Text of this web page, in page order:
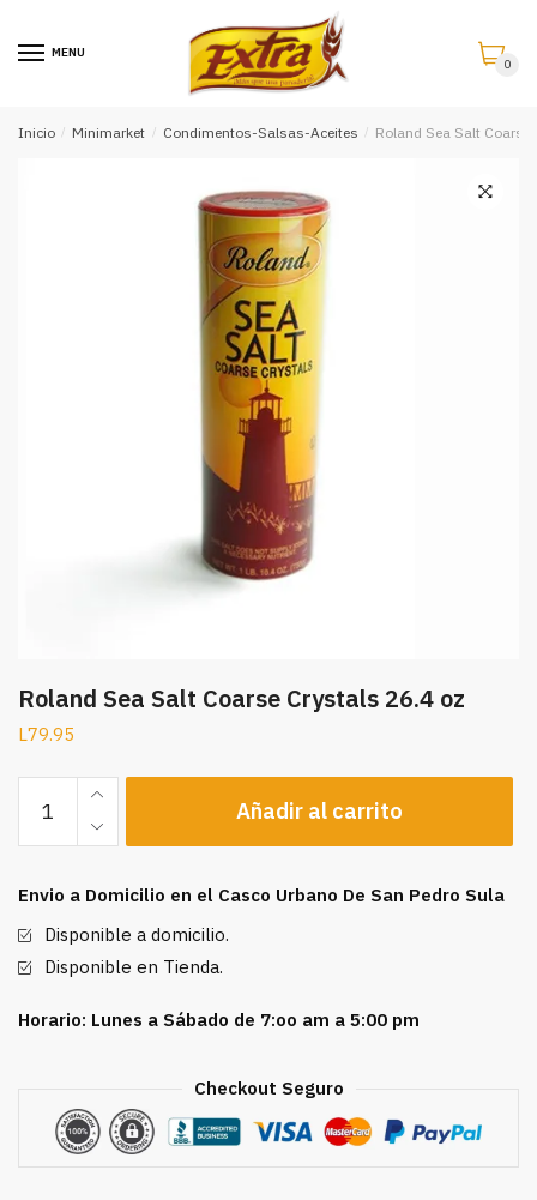
MENU
0
Inicio / Minimarket / Condimentos-Salsas-Aceites / Roland Sea Salt
Roland Sea Salt Coarse Crystals 26.4 oz
L79.95
Sea
Salt
Crystals
26.4
oz
Añadir al carrito
Envio a Domicilio en el Casco Urbano De San Pedro Sula
Disponible a domicilio.
Disponible en Tienda.
Horario: Lunes a Sábado de 7:oo am a 5:00 pm
Checkout Seguro